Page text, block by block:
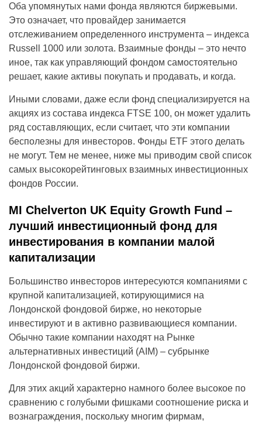
Оба упомянутых нами фонда являются биржевыми.
Это означает, что провайдер занимается
отслеживанием определенного инструмента – индекса
Russell 1000 или золота. Взаимные фонды – это нечто
иное, так как управляющий фондом самостоятельно
решает, какие активы покупать и продавать, и когда.
Иными словами, даже если фонд специализируется на
акциях из состава индекса FTSE 100, он может удалить
ряд составляющих, если считает, что эти компании
бесполезны для инвесторов. Фонды ETF этого делать
не могут. Тем не менее, ниже мы приводим свой список
самых высокорейтинговых взаимных инвестиционных
фондов России.
MI Chelverton UK Equity Growth Fund –
лучший инвестиционный фонд для
инвестирования в компании малой
капитализации
Большинство инвесторов интересуются компаниями с
крупной капитализацией, котирующимися на
Лондонской фондовой бирже, но некоторые
инвестируют и в активно развивающиеся компании.
Обычно такие компании находят на Рынке
альтернативных инвестиций (AIM) – субрынке
Лондонской фондовой биржи.
Для этих акций характерно намного более высокое по
сравнению с голубыми фишками соотношение риска и
вознаграждения, поскольку многим фирмам,